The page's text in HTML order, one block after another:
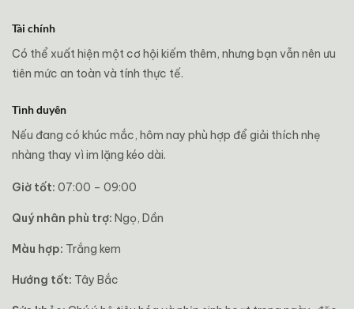
Tài chính
Có thể xuất hiện một cơ hội kiếm thêm, nhưng bạn vẫn nên ưu
tiên mức an toàn và tính thực tế.
Tình duyên
Nếu đang có khúc mắc, hôm nay phù hợp để giải thích nhẹ
nhàng thay vì im lặng kéo dài.
Giờ tốt: 07:00 – 09:00
Quý nhân phù trợ: Ngọ, Dần
Màu hợp: Trắng kem
Hướng tốt: Tây Bắc